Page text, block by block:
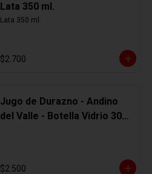
Lata 350 ml.
Lata 350 ml.
$2.700
Jugo de Durazno - Andino
del Valle - Botella Vidrio 300
$2.500